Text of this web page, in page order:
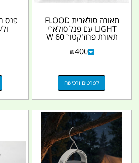
תאורה סולארית FLOOD
LIGHT עם פנל סולארי
תאורת פרוז'קטור 60 W
לבית לקמפינג שטח...
₪400
לפרטים ורכישה
פנס